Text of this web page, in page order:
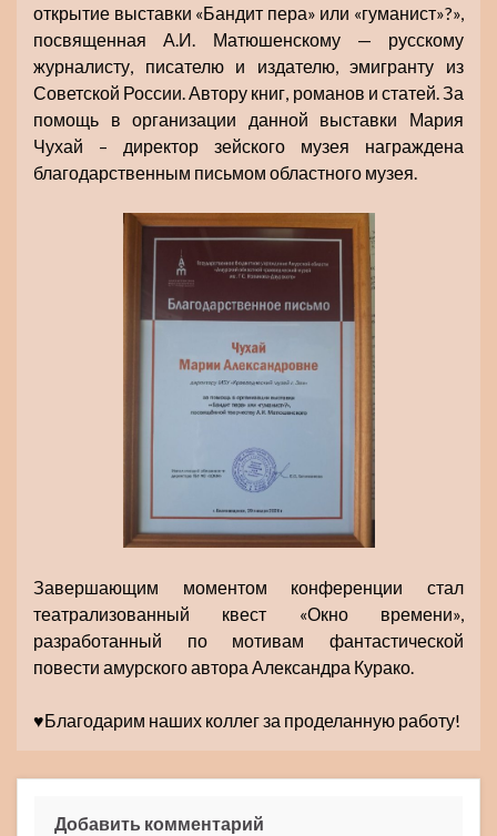
открытие выставки «Бандит пера» или «гуманист»?»,
посвященная А.И. Матюшенскому — русскому
журналисту, писателю и издателю, эмигранту из
Советской России. Автору книг, романов и статей. За
помощь в организации данной выставки Мария
Чухай – директор зейского музея награждена
благодарственным письмом областного музея.
Завершающим моментом конференции стал
театрализованный квест «Окно времени»,
разработанный по мотивам фантастической
повести амурского автора Александра Курако.
♥️Благодарим наших коллег за проделанную работу!
Добавить комментарий